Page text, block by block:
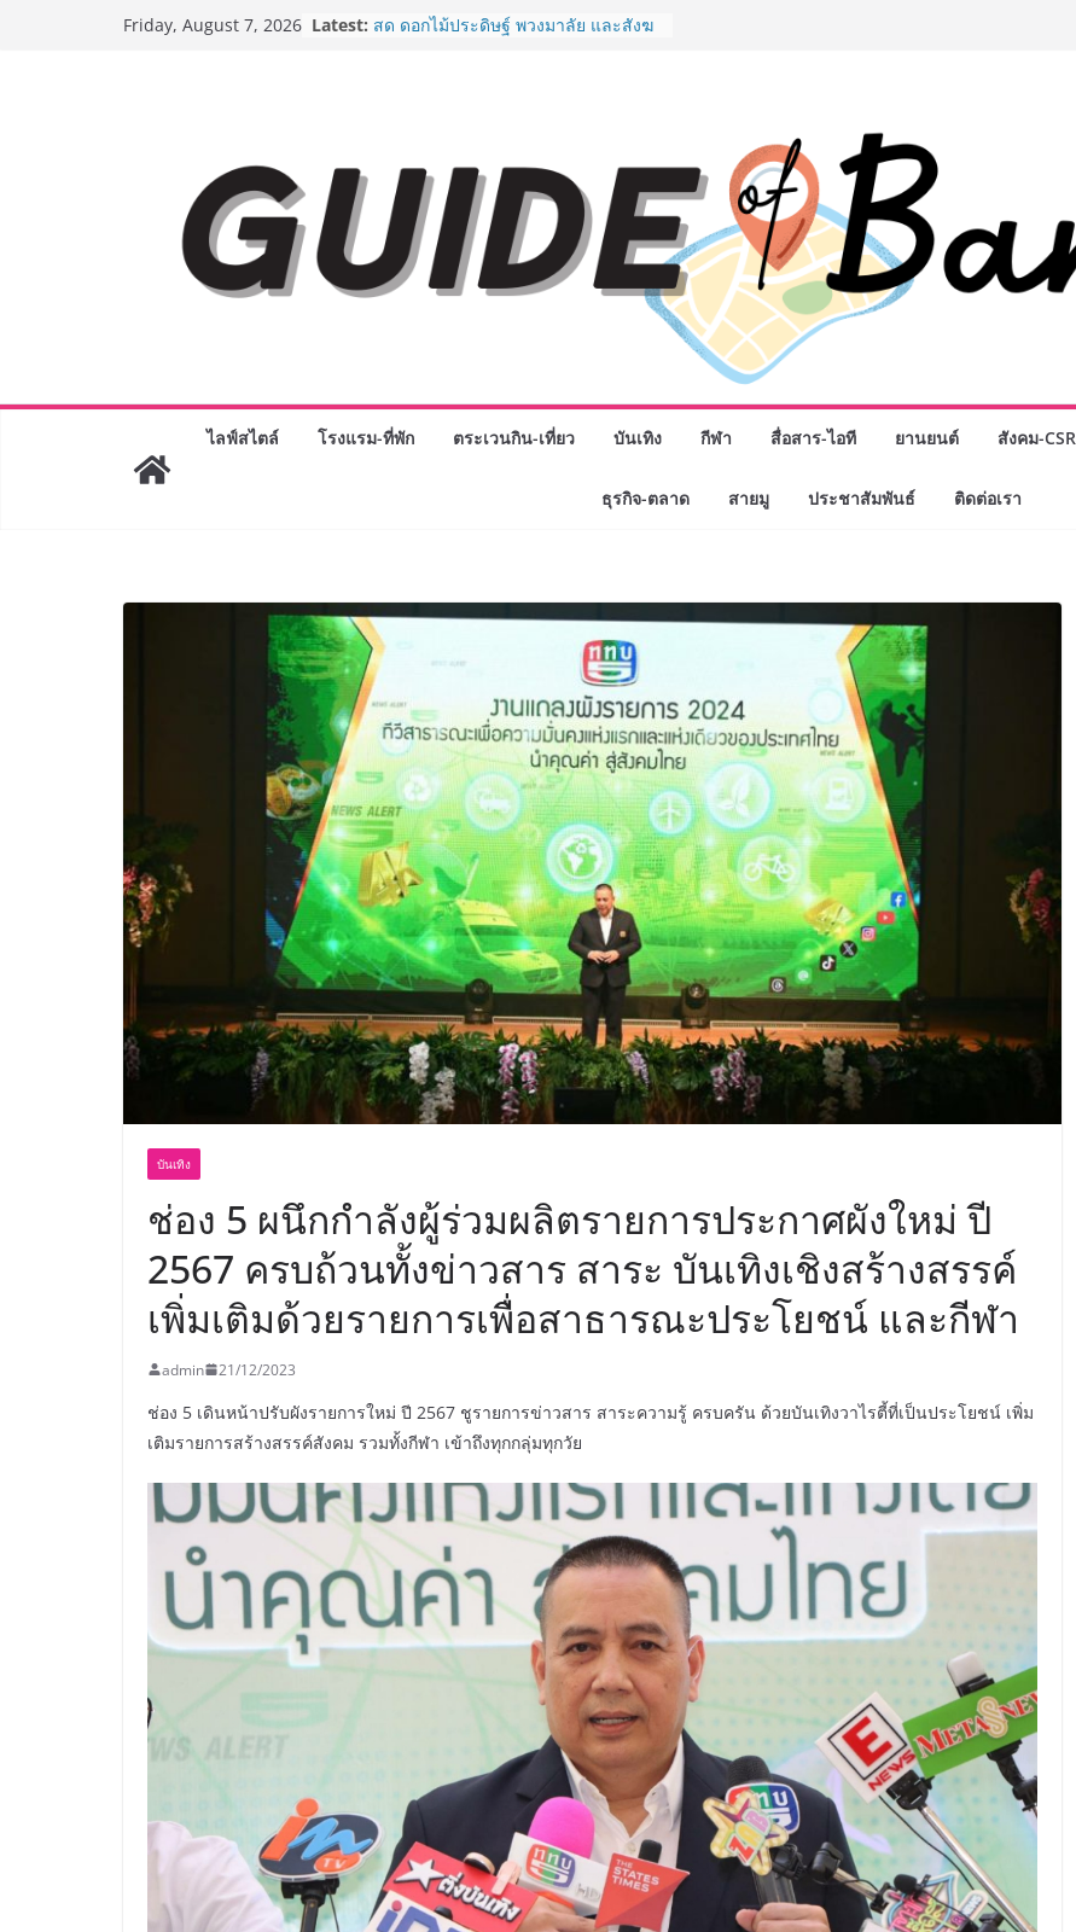
Friday, August 7, 2026 Latest: “ตลาดดอกไม้สี่มุมเมือง” ศูนย์รวมดอกไม้
“CE-7 MATCH” ฝีมือคนไทย ร่วมภารกิจ
สำรวจดวงจันทร์ 24 สิงหาคมนี้
8.8 “ซูเลียน” รวมพลังนักธุรกิจทั่ว
ประเทศ จัดประชุมใหญ่แห่งปี พบ CEO
“ดร.ปิยะวัฒน์” ถ่ายทอดวิสัยทัศน์ธุรกิจ
พร้อมฟรีคอนเสิร์ต “โชค รถแห่” ยกวง
AirAsia X SEE FAH พันธมิตรทางธุรกิจ
BEDO เดินหน้าจัดกิจกรรมเจรจาธุรกิจ
“BIO TRADE CONNECT 2026” ยก
ไลฟ์สไตล์ โรงแรม-ที่พัก ตระเวนกิน-เที่ยว บันเทิง กีฬา สื่อสาร-ไอที ยานยนต์ สังคม-CSR
ธุรกิจ-ตลาด สายมู ประชาสัมพันธ์ ติดต่อเรา
บันเทิง
ช่อง 5 ผนึกกำลังผู้ร่วมผลิตรายการประกาศผังใหม่ ปี
2567 ครบถ้วนทั้งข่าวสาร สาระ บันเทิงเชิงสร้างสรรค์
เพิ่มเติมด้วยรายการเพื่อสาธารณะประโยชน์ และกีฬา
admin 21/12/2023
ช่อง 5 เดินหน้าปรับผังรายการใหม่ ปี 2567 ชูรายการข่าวสาร สาระความรู้ ครบครัน ด้วยบันเทิงวาไรตี้ที่เป็นประโยชน์ เพิ่ม
เติมรายการสร้างสรรค์สังคม รวมทั้งกีฬา เข้าถึงทุกกลุ่มทุกวัย